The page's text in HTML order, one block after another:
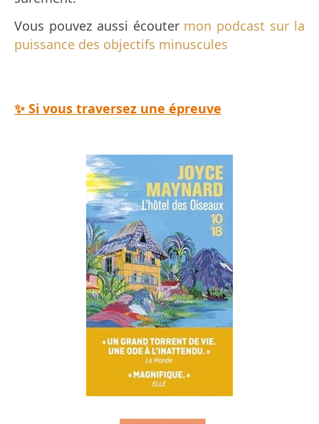
Vous pouvez aussi écouter mon podcast sur la
puissance des objectifs minuscules
✨ Si vous traversez une épreuve